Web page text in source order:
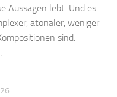
Aussagen lebt. Und es
atonaler, weniger
sind.